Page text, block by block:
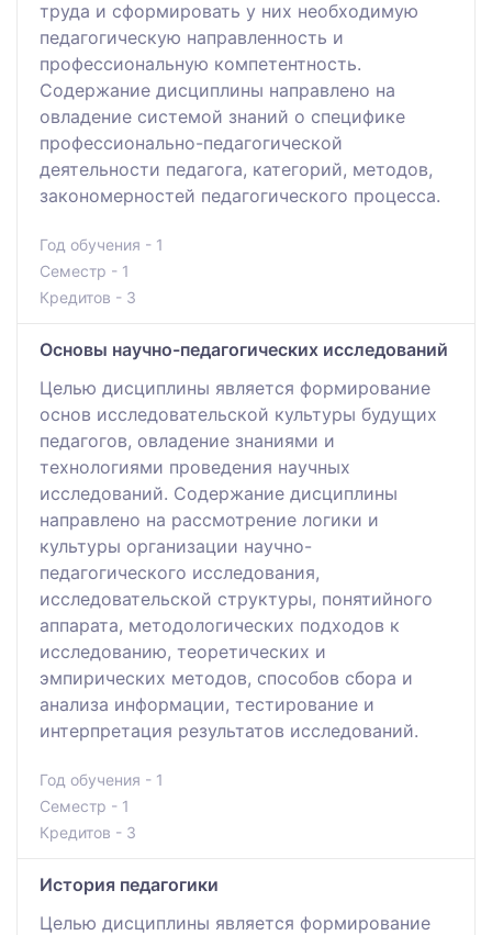
труда и сформировать у них необходимую
педагогическую направленность и
профессиональную компетентность.
Содержание дисциплины направлено на
овладение системой знаний о специфике
профессионально-педагогической
деятельности педагога, категорий, методов,
закономерностей педагогического процесса.
Год обучения - 1
Семестр - 1
Кредитов - 3
Основы научно-педагогических исследований
Целью дисциплины является формирование
основ исследовательской культуры будущих
педагогов, овладение знаниями и
технологиями проведения научных
исследований. Содержание дисциплины
направлено на рассмотрение логики и
культуры организации научно-
педагогического исследования,
исследовательской структуры, понятийного
аппарата, методологических подходов к
исследованию, теоретических и
эмпирических методов, способов сбора и
анализа информации, тестирование и
интерпретация результатов исследований.
Год обучения - 1
Семестр - 1
Кредитов - 3
История педагогики
Целью дисциплины является формирование